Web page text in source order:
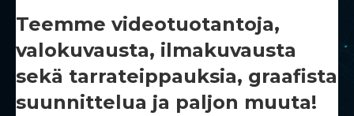
Teemme videotuotantoja,
valokuvausta, ilmakuvausta
sekä tarrateippauksia, graafista
suunnittelua ja paljon muuta!